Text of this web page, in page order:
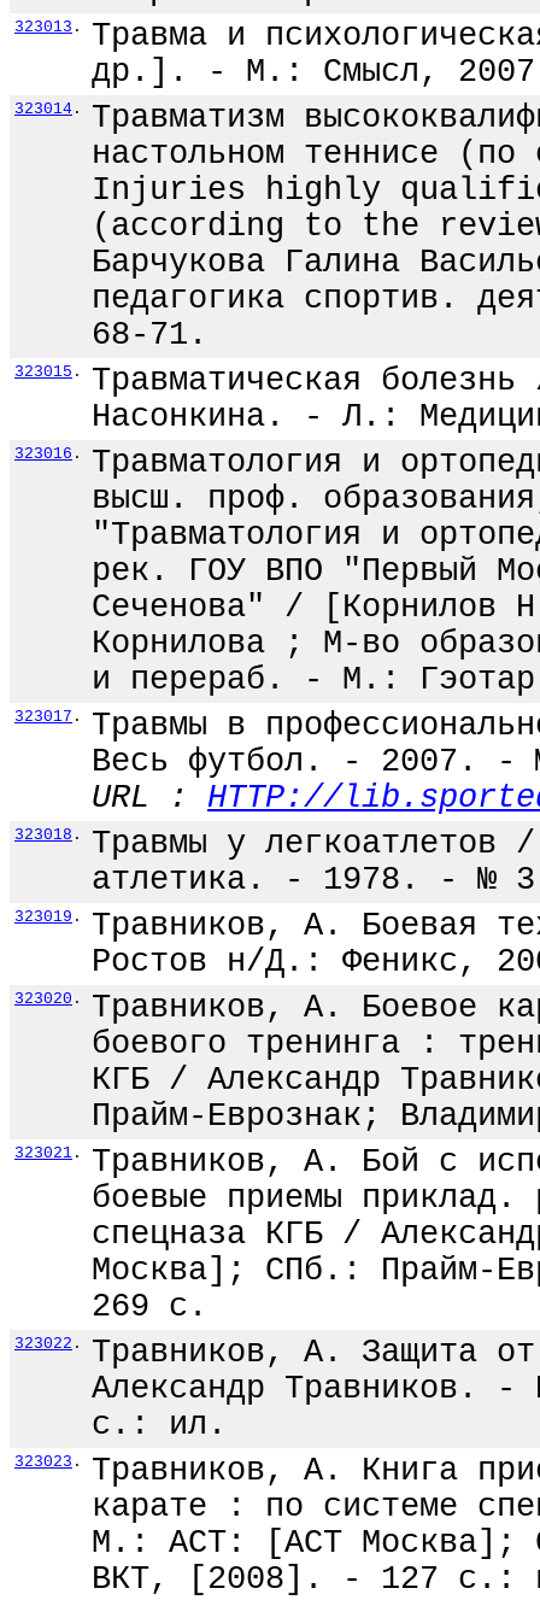
323013 .
Травма и
др.]. - М.: Смысл,
323014 .
Травматизм
настольном теннисе (по
Injuries highly
(according to the
Барчукова Галина
педагогика спортив.
68-71.
323015 .
Травматическая
Насонкина. - Л.:
323016 .
Травматология и
высш. проф.
"Травматология и
рек. ГОУ ВПО "Первый
Сеченова" /
Корнилова ; М-во
и перераб. - М.:
323017 .
Травмы в
Весь футбол. - 2007.
URL : HTTP://
323018 .
Травмы у
атлетика. - 1978. - №
323019 .
Травников, А. Боевая
Ростов н/Д.: Феникс,
323020 .
Травников, А. Боевое
боевого тренинга :
КГБ / Александр
Прайм-Еврознак;
323021 .
Травников, А. Бой с
боевые приемы
спецназа КГБ /
Москва]; СПб.: Прайм-
269 с.
323022 .
Травников, А. Защита
Александр Травников.
с.: ил.
323023 .
Травников, А. Книга
карате : по системе
М.: АСТ: [АСТ Москва];
ВКТ, [2008]. - 127 с.: